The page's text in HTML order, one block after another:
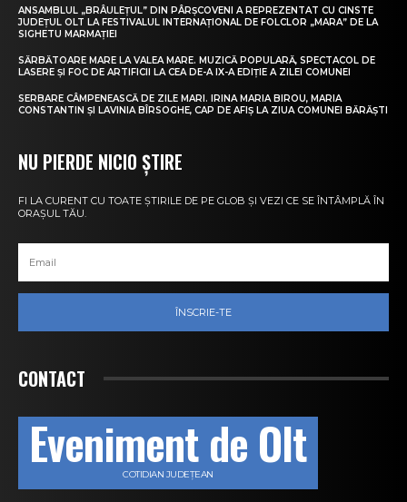
ANSAMBLUL „BRÂULEȚUL” DIN PÂRȘCOVENI A REPREZENTAT CU CINSTE
JUDEȚUL OLT LA FESTIVALUL INTERNAȚIONAL DE FOLCLOR „MARA” DE LA
SIGHETU MARMAȚIEI
SĂRBĂTOARE MARE LA VALEA MARE. MUZICĂ POPULARĂ, SPECTACOL DE
LASERE ȘI FOC DE ARTIFICII LA CEA DE-A IX-A EDIȚIE A ZILEI COMUNEI
SERBARE CÂMPENEASCĂ DE ZILE MARI. IRINA MARIA BIROU, MARIA
CONSTANTIN ȘI LAVINIA BÎRSOGHE, CAP DE AFIȘ LA ZIUA COMUNEI BĂRĂȘTI
NU PIERDE NICIO ȘTIRE
FI LA CURENT CU TOATE ȘTIRILE DE PE GLOB ȘI VEZI CE SE ÎNTÂMPLĂ ÎN
ORAȘUL TĂU.
ÎNSCRIE-TE
CONTACT
Eveniment de Olt
COTIDIAN JUDEȚEAN